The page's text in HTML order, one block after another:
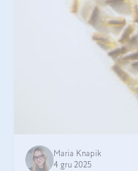
Maria Knapik
4 gru 2025